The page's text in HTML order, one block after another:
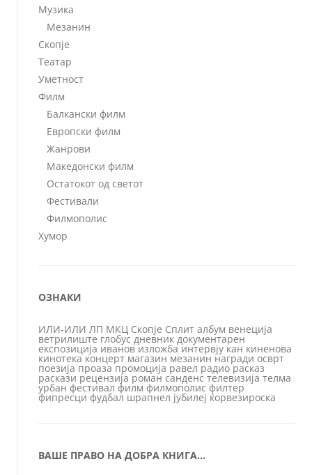
Музика
Мезанин
Скопје
Театар
Уметност
Филм
Балкански филм
Европски филм
Жанрови
Македонски филм
Остатокот од светот
Фестивали
Филмополис
Хумор
ОЗНАКИ
ИЛИ-ИЛИ ЛП МКЦ Скопје Сплит албум венеција
ветрилиште глобус дневник документарен
експозиција иванов изложба интервју кан киненова
кинотека концерт магазин мезанин награди осврт
поезија проаза промоција равел радио расказ
раскази рецензија роман санденс телевизија телма
урбан фестивал филм филмополис филтер
фипресци фудбал шрапнел јубилеј ќорвезироска
ВАШЕ ПРАВО НА ДОБРА КНИГА…